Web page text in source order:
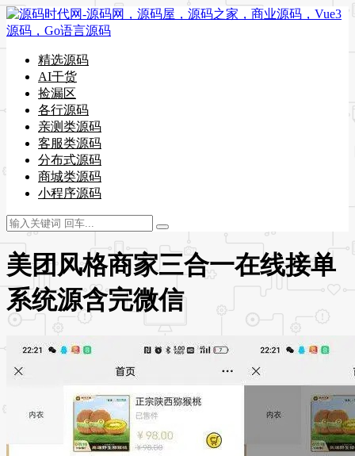
精选源码
AI干货
捡漏区
各行源码
亲测类源码
客服类源码
分布式源码
商城类源码
小程序源码
美团风格商家三合一在线接单
系统源含完微信